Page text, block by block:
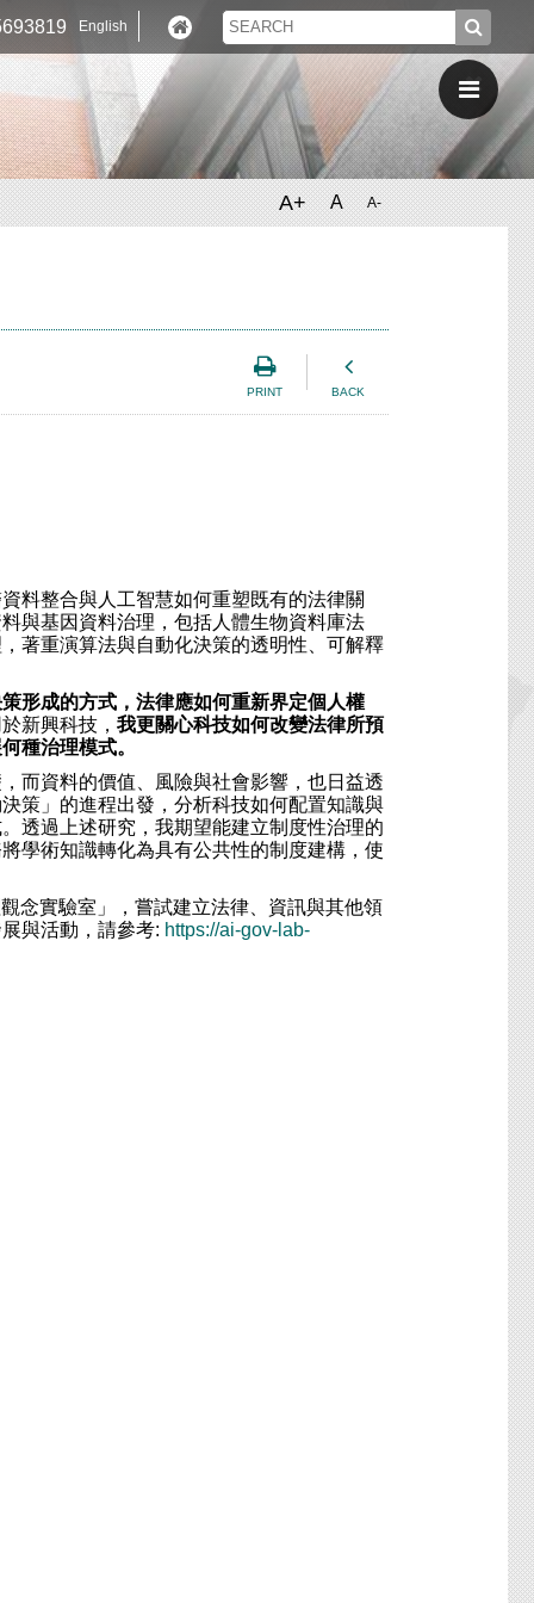
English
A+ A A-
PRINT BACK
料整合與人工智慧如何重塑既有的法律關
與基因資料治理，包括人體生物資料庫法
著重演算法與自動化決策的透明性、可解釋
形成的方式，法律應如何重新界定個人權
新興科技， 我更關心科技如何改變法律所預
種治理模式。
而資料的價值、風險與社會影響，也日益透
策」的進程出發，分析科技如何配置知識與
透過上述研究，我期望能建立制度性治理的
學術知識轉化為具有公共性的制度建構，使
念實驗室」，嘗試建立法律、資訊與其他領
與活動，請參考: https://ai-gov-lab-